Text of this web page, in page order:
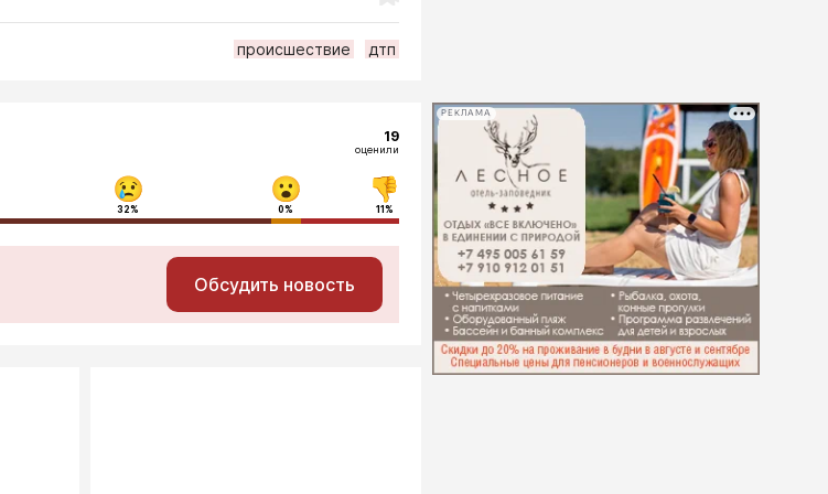
происшествие дтп
19
оценили
32% 0% 11%
Обсудить новость
РЕКЛАМА